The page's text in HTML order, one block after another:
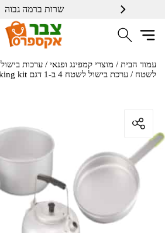
שרות ברמה גבוה
עמוד הבית / מוצרי קמפינג ופנאי / ערכות בישול
לשטח / ערכת בישול לשטח 4 ב-1 דגם Cooking kit מבית CAMP&GO